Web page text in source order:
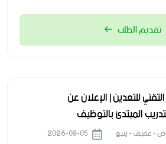
تقديم الطلب
للتعدين | الإعلان عن
المبتدئ بالتوظيف
- عفيف - ينبع